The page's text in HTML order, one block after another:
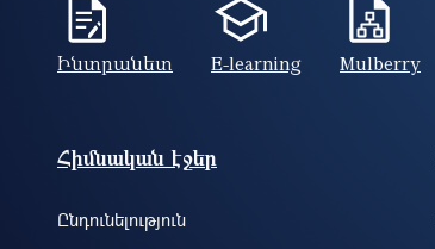
Ինտրանետ E-learning Mulberry
Footer site information
Հիմնական էջեր
Ընդունելություն